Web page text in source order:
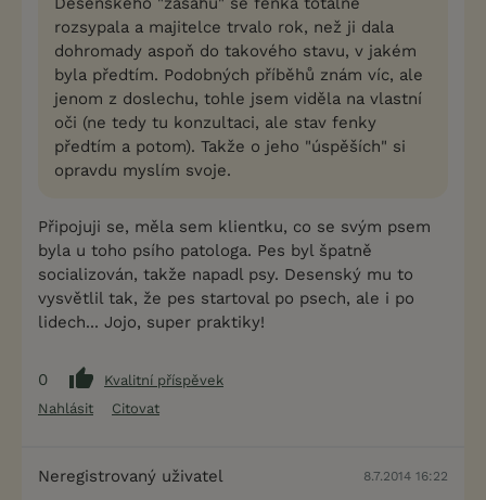
rozsypala a majitelce trvalo rok, než ji dala
dohromady aspoň do takového stavu, v jakém
byla předtím. Podobných příběhů znám víc, ale
jenom z doslechu, tohle jsem viděla na vlastní
oči (ne tedy tu konzultaci, ale stav fenky
předtím a potom). Takže o jeho "úspěších" si
opravdu myslím svoje.
Připojuji se, měla sem klientku, co se svým psem
byla u toho psího patologa. Pes byl špatně
socializován, takže napadl psy. Desenský mu to
vysvětlil tak, že pes startoval po psech, ale i po
lidech... Jojo, super praktiky!
0
Kvalitní příspěvek
Nahlásit
Citovat
Neregistrovaný uživatel 8.7.2014 16:22